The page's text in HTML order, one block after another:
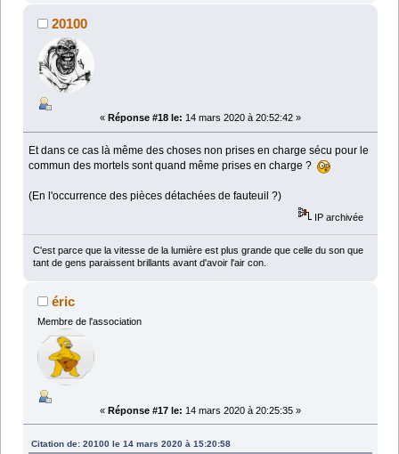
20100
« Réponse #18 le: 14 mars 2020 à 20:52:42 »
Et dans ce cas là même des choses non prises en charge sécu pour le
commun des mortels sont quand même prises en charge ?
(En l'occurrence des pièces détachées de fauteuil ?)
IP archivée
C'est parce que la vitesse de la lumière est plus grande que celle du son que
tant de gens paraissent brillants avant d'avoir l'air con.
éric
Membre de l'association
« Réponse #17 le: 14 mars 2020 à 20:25:35 »
Citation de: 20100 le 14 mars 2020 à 15:20:58